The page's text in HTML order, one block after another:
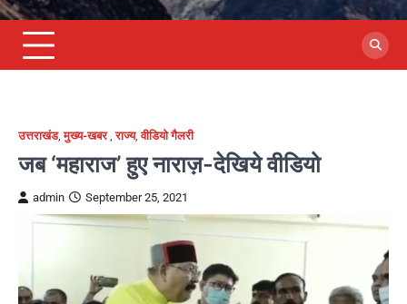
उत्तराखंड,मुख्य-खबर,राज्य,वीडियो गैलरी
जब ‘महाराज’ हुए नाराज़-देखिये वीडियो
admin September 25, 2021